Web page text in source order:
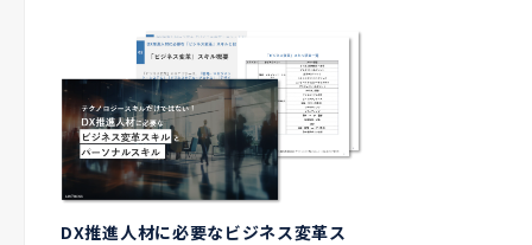
DX推進人材に必要なビジネス変革ス